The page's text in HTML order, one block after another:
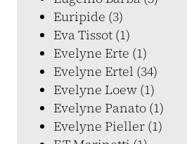
Euripide (3)
Eva Tissot (1)
Evelyne Erte (1)
Evelyne Ertel (34)
Evelyne Loew (1)
Evelyne Panato (1)
Evelyne Pieller (1)